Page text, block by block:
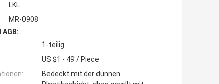
LKL
MR-0908
1-teilig
US $1 - 49 / Piece
Bedeckt mit der dünnen